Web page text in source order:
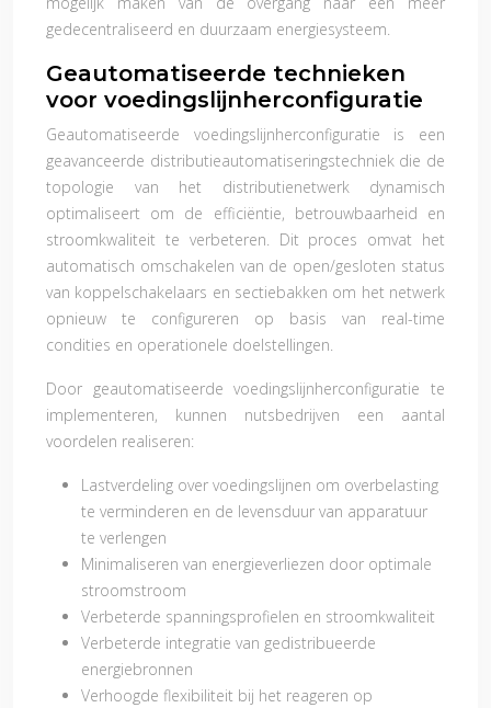
gedecentraliseerd en duurzaam energiesysteem.
Geautomatiseerde technieken
voor voedingslijnherconfiguratie
Geautomatiseerde voedingslijnherconfiguratie is een
geavanceerde distributieautomatiseringstechniek die de
topologie van het distributienetwerk dynamisch
optimaliseert om de efficiëntie, betrouwbaarheid en
stroomkwaliteit te verbeteren. Dit proces omvat het
automatisch omschakelen van de open/gesloten status
van koppelschakelaars en sectiebakken om het netwerk
opnieuw te configureren op basis van real-time
condities en operationele doelstellingen.
Door geautomatiseerde voedingslijnherconfiguratie te
implementeren, kunnen nutsbedrijven een aantal
voordelen realiseren:
Lastverdeling over voedingslijnen om overbelasting
te verminderen en de levensduur van apparatuur
te verlengen
Minimaliseren van energieverliezen door optimale
stroomstroom
Verbeterde spanningsprofielen en stroomkwaliteit
Verbeterde integratie van gedistribueerde
energiebronnen
Verhoogde flexibiliteit bij het reageren op